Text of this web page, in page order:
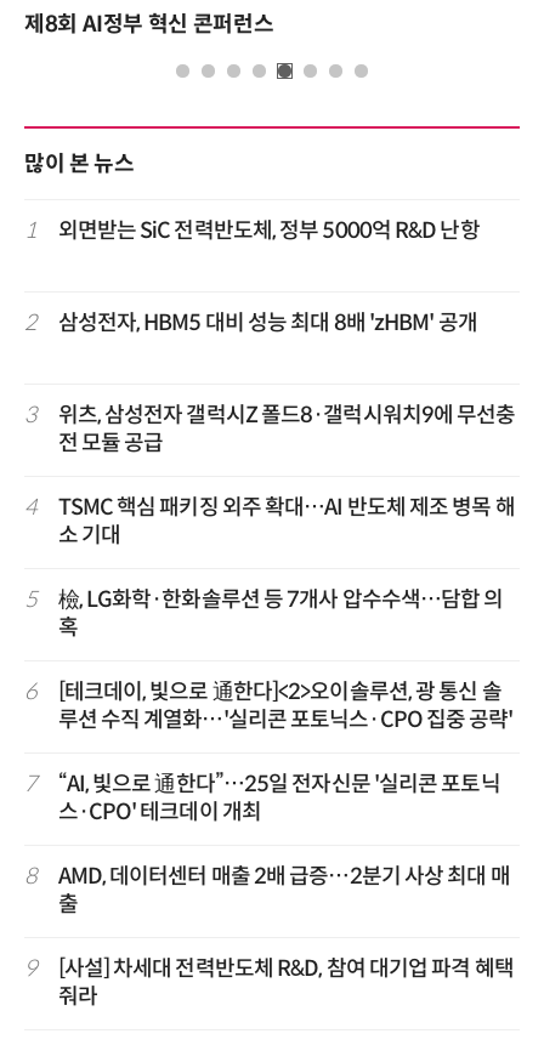
제8회 AI정부 혁신 콘퍼런스
많이 본 뉴스
1 외면받는 SiC 전력반도체, 정부 5000억 R&D 난항
2 삼성전자, HBM5 대비 성능 최대 8배 'zHBM' 공개
3
위츠, 삼성전자 갤럭시Z 폴드8·갤럭시워치9에 무선충
전 모듈 공급
4
TSMC 핵심 패키징 외주 확대…AI 반도체 제조 병목 해
소 기대
5
檢, LG화학·한화솔루션 등 7개사 압수수색…담합 의
혹
6
[테크데이, 빛으로 通한다]<2>오이솔루션, 광 통신 솔
루션 수직 계열화…'실리콘 포토닉스·CPO 집중 공략'
7
“AI, 빛으로 通한다”…25일 전자신문 '실리콘 포토닉
스·CPO' 테크데이 개최
8
AMD, 데이터센터 매출 2배 급증…2분기 사상 최대 매
출
9
[사설] 차세대 전력반도체 R&D, 참여 대기업 파격 혜택
줘라